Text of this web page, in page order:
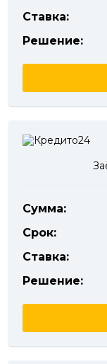
Ставка:
Решение:
Сумма:
Срок:
Ставка:
Решение: